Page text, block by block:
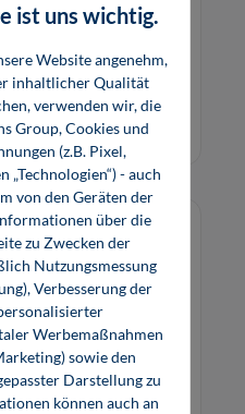
Arten von
ist uns wichtig.
Website angenehm,
inhaltlicher Qualität
verwenden wir, die
Group, Cookies und
(z.B. Pixel,
„Technologien“) - auch
von den Geräten der
über die
zu Zwecken der
Nutzungsmessung
Verbesserung der
Werbemaßnahmen
sowie den
Darstellung zu
können auch an